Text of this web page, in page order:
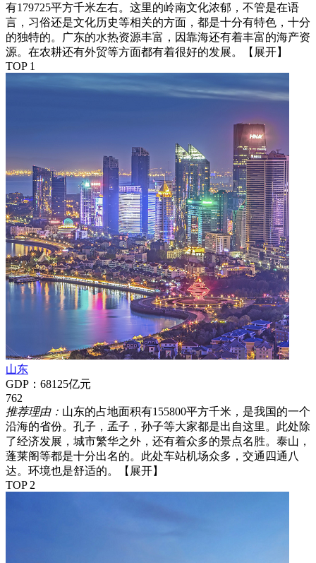
有179725平方千米左右。这里的岭南文化浓郁，不管是在语
言，习俗还是文化历史等相关的方面，都是十分有特色，十分
的独特的。广东的水热资源丰富，因靠海还有着丰富的海产资
源。在农耕还有外贸等方面都有着很好的发展。
【展开】
TOP 1
山东
GDP：68125亿元
762
推荐理由： 山东的占地面积有155800平方千米，是我国的一个
沿海的省份。孔子，孟子，孙子等大家都是出自这里。此处除
了经济发展，城市繁华之外，还有着众多的景点名胜。泰山，
蓬莱阁等都是十分出名的。此处车站机场众多，交通四通八
达。环境也是舒适的。
【展开】
TOP 2